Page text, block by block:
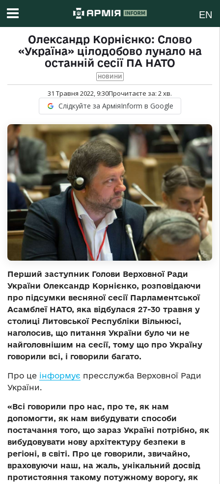
EN
Олександр Корнієнко: Слово
«Україна» цілодобово лунало на
останній сесії ПА НАТО
НОВИНИ
31 Травня 2022, 9:30Прочитаєте за: 2хв.
Слідкуйте за АрміяInform в Google
Перший заступник Голови Верховної Ради
України Олександр Корнієнко, розповідаючи
про підсумки весняної сесії Парламентської
Асамблеї НАТО, яка відбулася 27-30 травня у
столиці Литовської Республіки Вільнюсі,
наголосив, що питання України було чи не
найголовнішим на сесії, тому що про Україну
говорили всі, і говорили багато.
Про це інформує пресслужба Верховної Ради
України.
«Всі говорили про нас, про те, як нам
допомогти, як нам вибудувати способи
постачання того, що зараз Україні потрібно, як
вибудовувати нову архітектуру безпеки в
регіоні, в світі. Про це говорили, звичайно,
враховуючи наш, на жаль, унікальний досвід
протистояння такому потужному ворогу, як